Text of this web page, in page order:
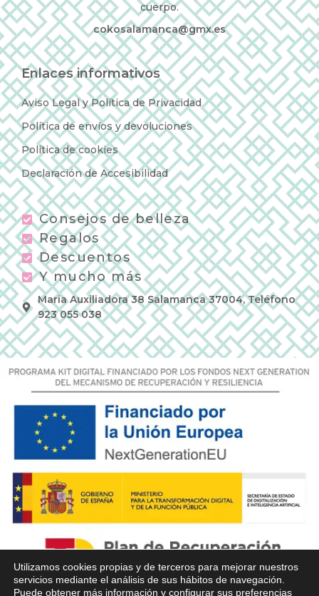
cuerpo.
cokosalamanca@gmx.es
Enlaces informativos
Aviso Legal y Política de Privacidad
Política de envíos y devoluciones
Política de cookies
Declaración de Accesibilidad
Consejos de belleza
Regalos
Descuentos
Y mucho más
Maria Auxiliadora 38 Salamanca 37004, Teléfono
923 055 038
Utilizamos cookies propias y de terceros para mejorar nuestros
servicios mediante el análisis de sus hábitos de navegación.
Puede obtener más información y configurar sus preferencias